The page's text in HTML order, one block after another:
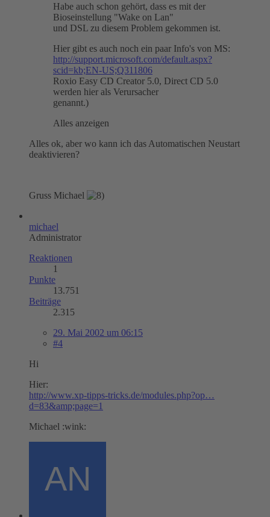
Habe auch schon gehört, dass es mit der
Bioseinstellung "Wake on Lan"
und DSL zu diesem Problem gekommen ist.
Hier gibt es auch noch ein paar Info's von MS:
http://support.microsoft.com/default.aspx?
scid=kb;EN-US;Q311806
Roxio Easy CD Creator 5.0, Direct CD 5.0
werden hier als Verursacher
genannt.)
Alles anzeigen
Alles ok, aber wo kann ich das Automatischen Neustart
deaktivieren?
Gruss Michael
michael
Administrator
Reaktionen
1
Punkte
13.751
Beiträge
2.315
29. Mai 2002 um 06:15
#4
Hi
Hier:
http://www.xp-tipps-tricks.de/modules.php?op…
d=83&amp;page=1
Michael :wink: